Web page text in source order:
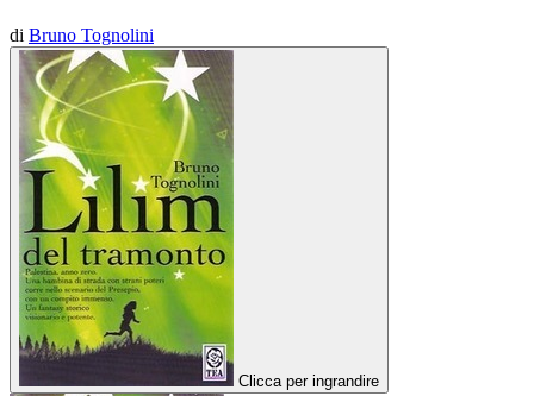
di Bruno Tognolini
Clicca per ingrandire